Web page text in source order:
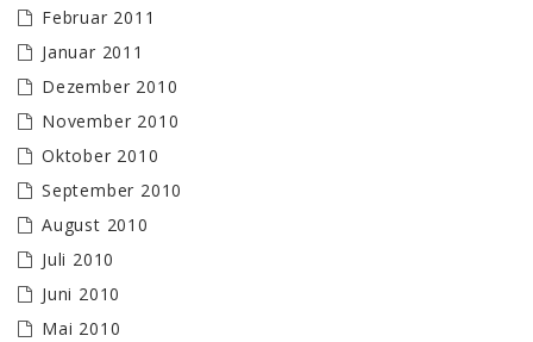
Februar 2011
Januar 2011
Dezember 2010
November 2010
Oktober 2010
September 2010
August 2010
Juli 2010
Juni 2010
Mai 2010